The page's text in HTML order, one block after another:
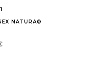
NATURA©